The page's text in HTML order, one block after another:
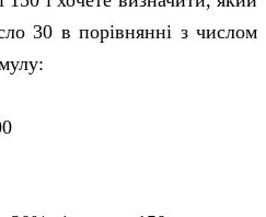
30 в порівнянні з числом